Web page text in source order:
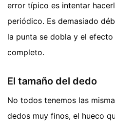
error típico es intentar
periódico. Es demasiado
la punta se dobla y el
completo.
El tamaño del dedo
No todos tenemos las
dedos muy finos, el hueco